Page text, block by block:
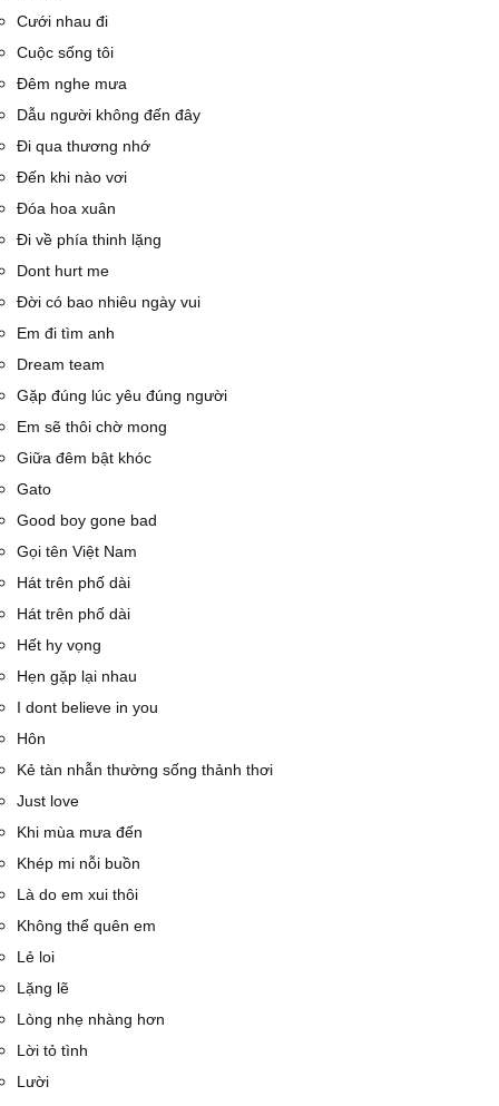
Cưới nhau đi
Cuộc sống tôi
Đêm nghe mưa
Dẫu người không đến đây
Đi qua thương nhớ
Đến khi nào vơi
Đóa hoa xuân
Đi về phía thinh lặng
Dont hurt me
Đời có bao nhiêu ngày vui
Em đi tìm anh
Dream team
Gặp đúng lúc yêu đúng người
Em sẽ thôi chờ mong
Giữa đêm bật khóc
Gato
Good boy gone bad
Gọi tên Việt Nam
Hát trên phố dài
Hát trên phố dài
Hết hy vọng
Hẹn gặp lại nhau
I dont believe in you
Hôn
Kẻ tàn nhẫn thường sống thảnh thơi
Just love
Khi mùa mưa đến
Khép mi nỗi buồn
Là do em xui thôi
Không thể quên em
Lẻ loi
Lặng lẽ
Lòng nhẹ nhàng hơn
Lời tỏ tình
Lười